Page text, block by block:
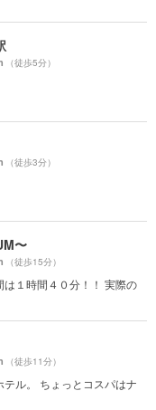
（徒歩5分）
（徒歩3分）
〜
（徒歩15分）
１時間４０分！！ 実際の
（徒歩11分）
ル。 ちょっとコスパはナ